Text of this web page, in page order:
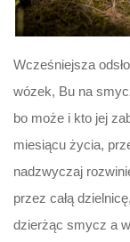
Wcześniejsza
wózek, Bu na
bo może i kto jej
miesiącu życia,
nadzwyczaj
przez całą
dzierżąc smycz a